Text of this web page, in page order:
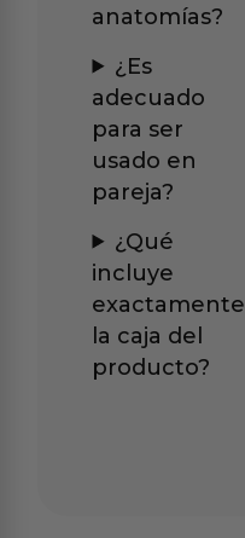
anatomías?
¿Es
adecuado
para ser
usado en
pareja?
¿Qué
incluye
exactamente
la caja del
producto?